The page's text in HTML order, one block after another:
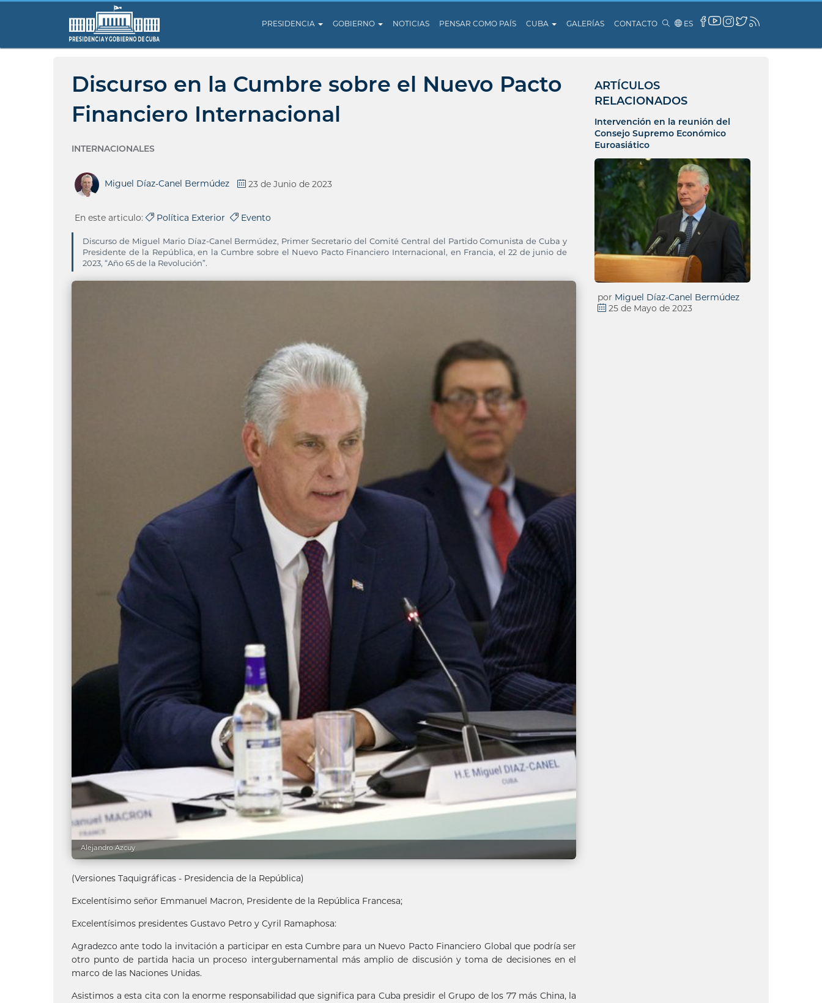
PRESIDENCIA GOBIERNO NOTICIAS PENSAR COMO PAÍS CUBA GALERÍAS CONTACTO ES
Discurso en la Cumbre sobre el Nuevo Pacto
Financiero Internacional
INTERNACIONALES
Miguel Díaz-Canel Bermúdez 23 de Junio de 2023
En este articulo: Política Exterior Evento
Discurso de Miguel Mario Díaz-Canel Bermúdez, Primer Secretario del Comité Central del Partido Comunista de Cuba y
Presidente de la República, en la Cumbre sobre el Nuevo Pacto Financiero Internacional, en Francia, el 22 de junio de
2023, “Año 65 de la Revolución”.
Alejandro Azcuy
(Versiones Taquigráficas - Presidencia de la República)
Excelentísimo señor Emmanuel Macron, Presidente de la República Francesa;
Excelentísimos presidentes Gustavo Petro y Cyril Ramaphosa:
Agradezco ante todo la invitación a participar en esta Cumbre para un Nuevo Pacto Financiero Global que podría ser
otro punto de partida hacia un proceso intergubernamental más amplio de discusión y toma de decisiones en el
marco de las Naciones Unidas.
Asistimos a esta cita con la enorme responsabilidad que significa para Cuba presidir el Grupo de los 77 más China, la
ARTÍCULOS
RELACIONADOS
Intervención en la reunión del
Consejo Supremo Económico
Euroasiático
por Miguel Díaz-Canel Bermúdez
25 de Mayo de 2023